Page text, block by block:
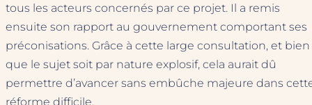
tous les acteurs concernés par ce projet. Il a remis
ensuite son rapport au gouvernement comportant ses
préconisations. Grâce à cette large consultation, et bien
que le sujet soit par nature explosif, cela aurait dû
permettre d’avancer sans embûche majeure dans
réforme difficile.